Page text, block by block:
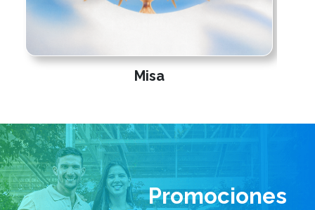
Misa
Promociones